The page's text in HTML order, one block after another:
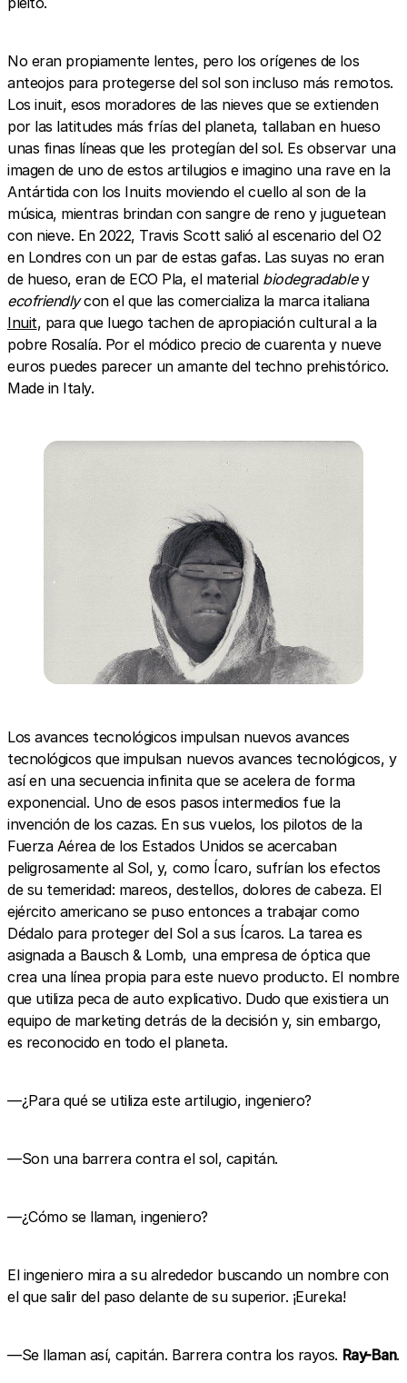
No eran propiamente lentes, pero los orígenes de los
anteojos para protegerse del sol son incluso más remotos.
Los inuit, esos moradores de las nieves que se extienden
por las latitudes más frías del planeta, tallaban en hueso
unas finas líneas que les protegían del sol. Es observar una
imagen de uno de estos artilugios e imagino una rave en la
Antártida con los Inuits moviendo el cuello al son de la
música, mientras brindan con sangre de reno y juguetean
con nieve. En 2022, Travis Scott salió al escenario del O2
en Londres con un par de estas gafas. Las suyas no eran
de hueso, eran de ECO Pla, el material biodegradabley
ecofriendlycon el que las comercializa la marca italiana
Inuit, para que luego tachen de apropiación cultural a la
pobre Rosalía. Por el módico precio de cuarenta y nueve
euros puedes parecer un amante del techno prehistórico.
Made in Italy.
Los avances tecnológicos impulsan nuevos avances
tecnológicos que impulsan nuevos avances tecnológicos, y
así en una secuencia infinita que se acelera de forma
exponencial. Uno de esos pasos intermedios fue la
invención de los cazas. En sus vuelos, los pilotos de la
Fuerza Aérea de los Estados Unidos se acercaban
peligrosamente al Sol, y, como Ícaro, sufrían los efectos
de su temeridad: mareos, destellos, dolores de cabeza. El
ejército americano se puso entonces a trabajar como
Dédalo para proteger del Sol a sus Ícaros. La tarea es
asignada a Bausch & Lomb, una empresa de óptica que
crea una línea propia para este nuevo producto. El nombre
que utiliza peca de auto explicativo. Dudo que existiera un
equipo de marketing detrás de la decisión y, sin embargo,
es reconocido en todo el planeta.
—¿Para qué se utiliza este artilugio, ingeniero?
—Son una barrera contra el sol, capitán.
—¿Cómo se llaman, ingeniero?
El ingeniero mira a su alrededor buscando un nombre con
el que salir del paso delante de su superior. ¡Eureka!
—Se llaman así, capitán. Barrera contra los rayos. Ray-Ban.